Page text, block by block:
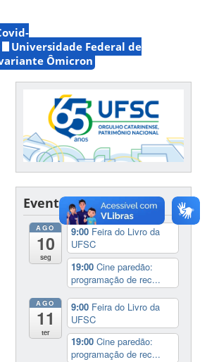
Universidade Federal de
Ômicron
Eventos
AGO
10
seg
9:00 Feira do Livro da
UFSC
19:00Cine paredão:
programação de rec...
AGO
11
ter
9:00 Feira do Livro da
UFSC
19:00Cine paredão:
programação de rec...